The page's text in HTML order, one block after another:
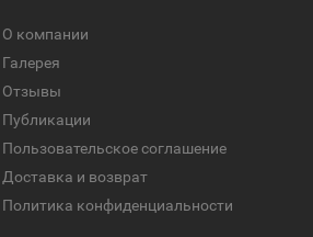
О компании
Галерея
Отзывы
Публикации
Пользовательское соглашение
Доставка и возврат
Политика конфиденциальности